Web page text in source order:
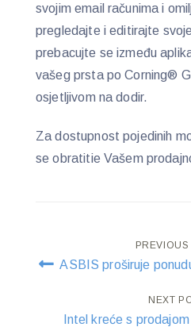
svojim email računima i
pregledajte i editirajte
prebacujte se između
vašeg prsta po Corning®
osjetljivom na dodir.
Za dostupnost pojedinih
se obratitie Vašem
Post
navigation
PREVIOUS
ASBIS proširuje
NEXT
Intel kreće s